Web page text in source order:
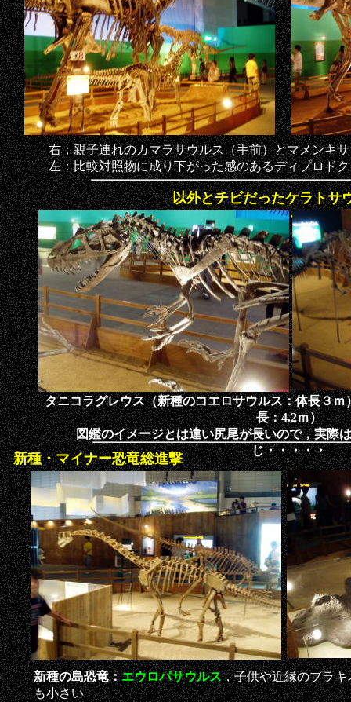
右；親子連れのカマラサウルス（手前）とマメンキ
左：比較対照物に成り下がった感のあるディプロド
以外とチビだったケラトサ
ス・・・・・・・
タニコラグレウス（新種のコエロサウルス：体長３
長：4.2ｍ）
図鑑のイメージとは違い尻尾が長いので，実際
じ・・・・・
新種・マイナー恐竜総進撃
新種の島恐竜：エウロパサウルス，子供や近縁のブラ
も小さい